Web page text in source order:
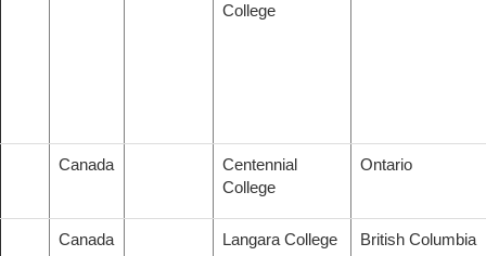
College
Canada
Centennial
College
Ontario
Canada Langara College British Columbia